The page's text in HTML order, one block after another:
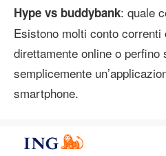
Hype vs buddybank: quale
Esistono molti conto
direttamente online o perfino
semplicemente
smartphone.